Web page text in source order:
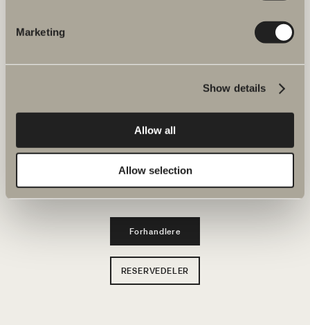
Marketing
Show details
Allow all
Allow selection
Bærekraft
Inspirasjon
Forhandlere
RESERVEDELER